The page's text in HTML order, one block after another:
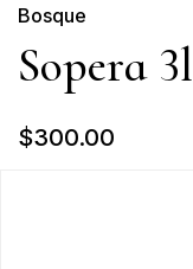
Bosque
Sopera 3l
$300.00